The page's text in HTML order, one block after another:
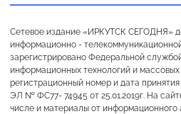
Сетевое издание «ИРКУТСК СЕГОДНЯ»
информационно -
зарегистрировано Федеральной
информационных технологий и
регистрационный номер и дата
ЭЛ № ФС77- 74945 от 25.01.2019г. На
числе и материалы от информационного